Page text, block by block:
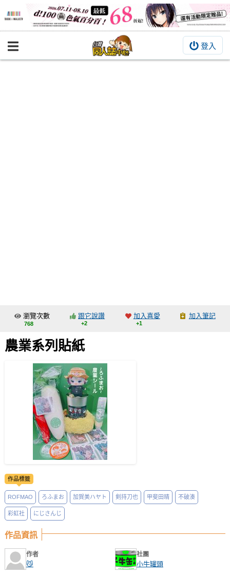
登入
BOOKY書集倉庫
交流中心
攤位轉讓區
會員中心
註冊會員
登入
瀏覽次數
768
跟它說讚
+2
加入喜愛
+1
加入筆記
農業系列貼紙
作品標籤
ROFMAO ろふまお 加賀美ハヤト 剣持刀也 甲斐田晴 不破湊
彩虹社 にじさんじ
作品資訊
作者
😼
社團
小牛罐頭